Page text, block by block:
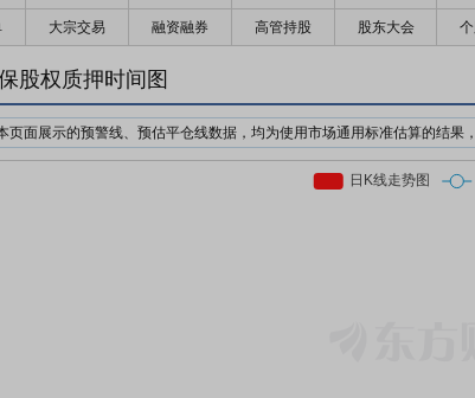
大宗交易 融资融券 高管持股 股东大会
股权质押时间图
页面展示的预警线、预估平仓线数据，均为使用市场通用标准估算的结果
质押的金融机构为了防止股价下跌对自己的利益造成损失，对质押个股的
法：冻结起始日收盘价前复权*质押率*预警线比例